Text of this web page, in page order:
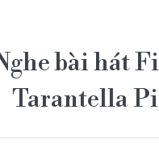
bài hát
Tarantella